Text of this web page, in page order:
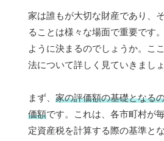
家は誰もが大切な財産であり、
ることは様々な場面で重要です
ように決まるのでしょうか。こ
法について詳しく見ていきましょ
まず、 家の評価額の基礎となる
価額です。これは、各市町村が
定資産税を計算する際の基準と